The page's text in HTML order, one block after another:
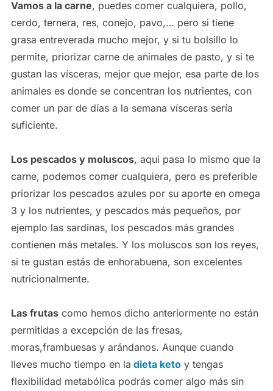
Vamos a la carne, puedes comer cualquiera, pollo,
cerdo, ternera, res, conejo, pavo,… pero si tiene
grasa entreverada mucho mejor, y si tu bolsillo lo
permite, priorizar carne de animales de pasto, y si te
gustan las vísceras, mejor que mejor, esa parte de los
animales es donde se concentran los nutrientes, con
comer un par de días a la semana vísceras sería
suficiente.
Los pescados y moluscos, aqui pasa lo mismo que la
carne, podemos comer cualquiera, pero es preferible
priorizar los pescados azules por su aporte en omega
3 y los nutrientes, y pescados más pequeños, por
ejemplo las sardinas, los pescados más grandes
contienen más metales. Y los moluscos son los reyes,
si te gustan estás de enhorabuena, son excelentes
nutricionalmente.
Las frutascomo hemos dicho anteriormente no están
permitidas a excepción de las fresas,
moras,frambuesas y arándanos. Aunque cuando
lleves mucho tiempo en la dieta ketoy tengas
flexibilidad metabólica podrás comer algo más sin